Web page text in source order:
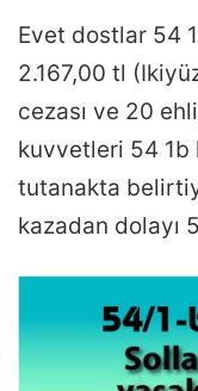
Evet dostlar 54
2.167,00 tl
cezası ve 20
kuvvetleri 54 1b
tutanakta
kazadan dolayı